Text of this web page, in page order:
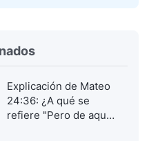
Explicación de Mateo
24:36: ¿A qué se
refiere "Pero de aquel